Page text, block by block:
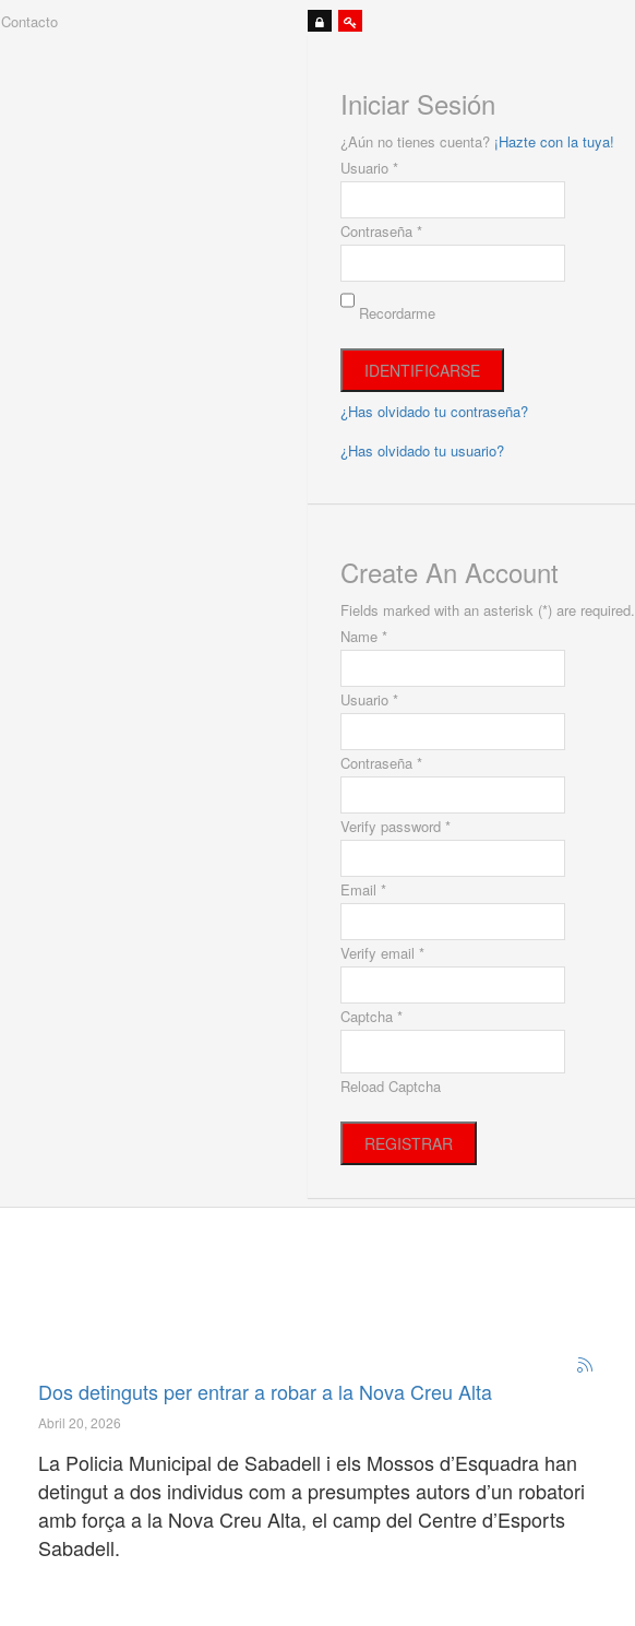
Contacto
Iniciar Sesión
¿Aún no tienes cuenta? ¡Hazte con la tuya!
Usuario *
Contraseña *
Recordarme
¿Has olvidado tu contraseña?
¿Has olvidado tu usuario?
Create An Account
Fields marked with an asterisk (*) are required.
Name *
Usuario *
Contraseña *
Verify password *
Email *
Verify email *
Captcha *
Reload Captcha
REGISTRAR
Dos detinguts per entrar a robar a la Nova Creu Alta
Abril 20, 2026
La Policia Municipal de Sabadell i els Mossos d’Esquadra han
detingut a dos individus com a presumptes autors d’un robatori
amb força a la Nova Creu Alta, el camp del Centre d’Esports
Sabadell.